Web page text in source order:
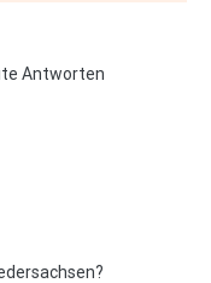
Antworten